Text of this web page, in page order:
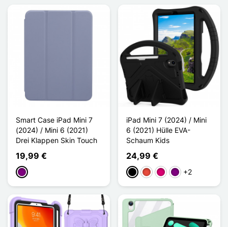
Smart Case iPad Mini 7
(2024) / Mini 6 (2021)
Drei Klappen Skin Touch
19,99 €
Violett
iPad Mini 7 (2024) / Mini
6 (2021) Hülle EVA-
Schaum Kids
24,99 €
Schwarz
Rot Magenta
Violett
+2